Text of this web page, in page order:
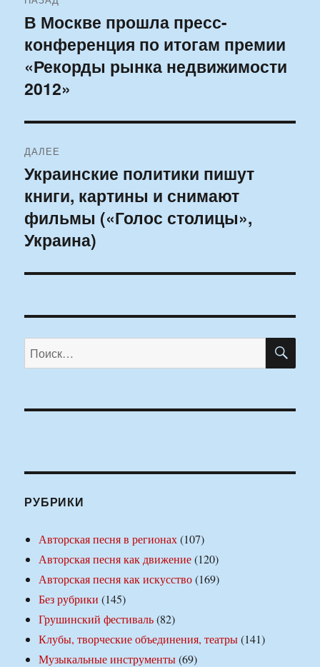
по
записям
Предыдущая
запись:
В Москве прошла пресс-
конференция по итогам премии
«Рекорды рынка недвижимости
2012»
ДАЛЕЕ
Следующая
запись:
Украинские политики пишут
книги, картины и снимают
фильмы («Голос столицы»,
Украина)
Искать:
РУБРИКИ
Авторская песня в регионах(107)
Авторская песня как движение(120)
Авторская песня как искусство(169)
Без рубрики (145)
Грушинский фестиваль(82)
Клубы, творческие объединения, театры(141)
Музыкальные инструменты(69)